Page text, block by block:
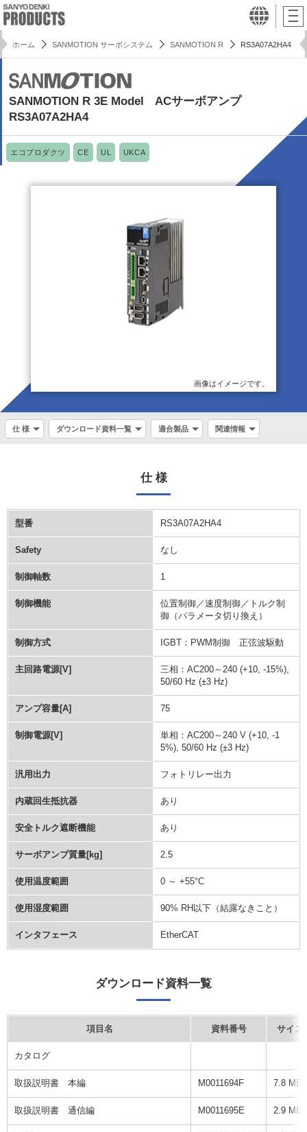
ホーム SANMOTION サーボシステム SANMOTION R RS3A07A2HA4
SANMOTION R 3E Model ACサーボアンプ
RS3A07A2HA4
エコプロダクツ CE UL UKCA
画像はイメージです。
仕 様 ダウンロード資料一覧 適合製品 関連情報
仕 様
型番 RS3A07A2HA4
Safety なし
制御軸数 1
制御機能
位置制御／速度制御／トルク制
御（パラメータ切り換え）
制御方式 IGBT：PWM制御 正弦波駆動
主回路電源[V]
三相：AC200～240 (+10, -15%),
50/60 Hz (±3 Hz)
アンプ容量[A] 75
制御電源[V]
単相：AC200～240 V (+10, -1
5%), 50/60 Hz (±3 Hz)
汎用出力 フォトリレー出力
内蔵回生抵抗器 あり
安全トルク遮断機能 あり
サーボアンプ質量[kg] 2.5
使用温度範囲 0 ～ +55°C
使用湿度範囲 90% RH以下（結露なきこと）
インタフェース EtherCAT
ダウンロード資料一覧
項目名 資料番号 サイズ
カタログ
取扱説明書 本編 M0011694F 7.8 MB
取扱説明書 通信編 M0011695E 2.9 MB